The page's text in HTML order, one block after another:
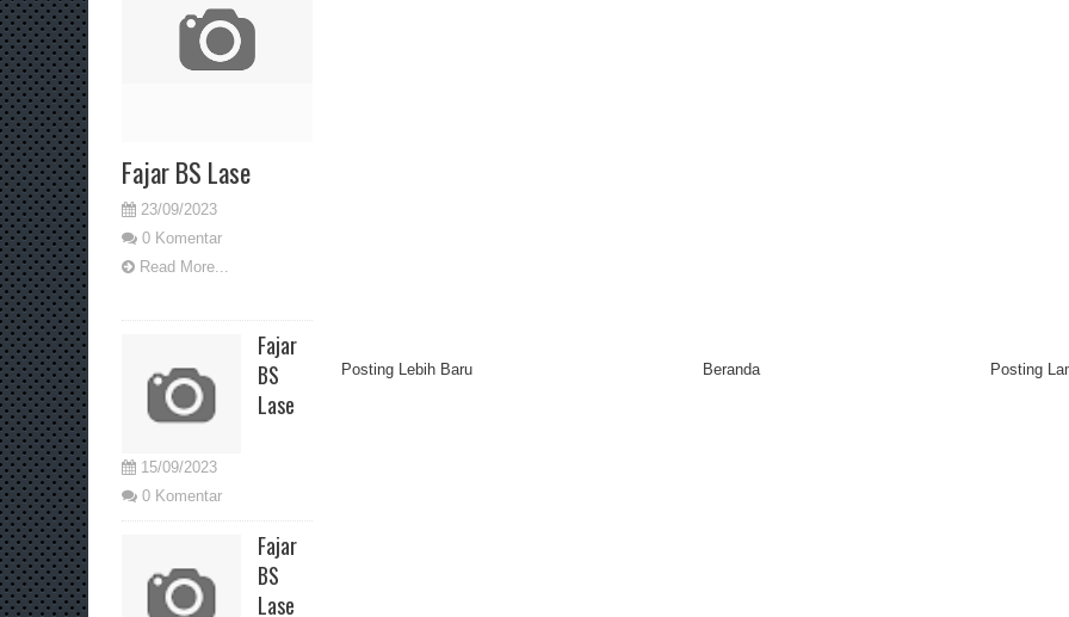
Fajar BS Lase
23/09/2023
0 Komentar
Read More...
Fajar
BS
Lase
15/09/2023
0 Komentar
Fajar
BS
Lase
Posting Lebih Baru Posting
Beranda